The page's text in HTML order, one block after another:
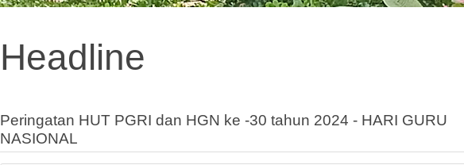
Headline
Peringatan HUT PGRI dan HGN ke -30 tahun 2024 - HARI GURU
NASIONAL